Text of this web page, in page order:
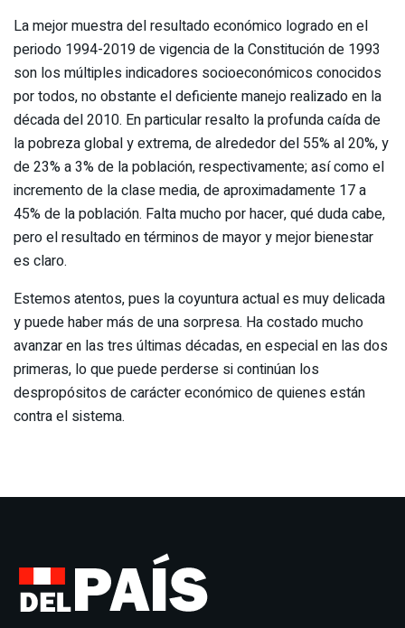
La mejor muestra del resultado económico logrado en el
periodo 1994-2019 de vigencia de la Constitución de 1993
son los múltiples indicadores socioeconómicos conocidos
por todos, no obstante el deficiente manejo realizado en la
década del 2010. En particular resalto la profunda caída de
la pobreza global y extrema, de alrededor del 55% al 20%, y
de 23% a 3% de la población, respectivamente; así como el
incremento de la clase media, de aproximadamente 17 a
45% de la población. Falta mucho por hacer, qué duda cabe,
pero el resultado en términos de mayor y mejor bienestar
es claro.
Estemos atentos, pues la coyuntura actual es muy delicada
y puede haber más de una sorpresa. Ha costado mucho
avanzar en las tres últimas décadas, en especial en las dos
primeras, lo que puede perderse si continúan los
despropósitos de carácter económico de quienes están
contra el sistema.